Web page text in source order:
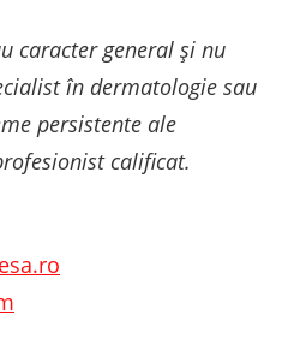
caracter general și nu
în dermatologie sau
persistente ale
calificat.